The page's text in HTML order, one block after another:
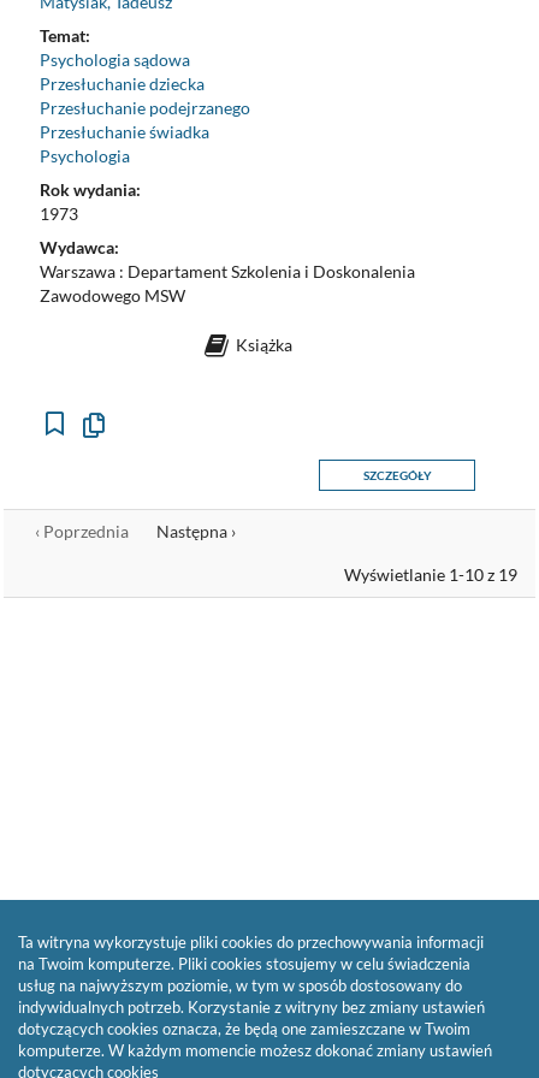
Temat:
Psychologia sądowa
Przesłuchanie dziecka
Przesłuchanie podejrzanego
Przesłuchanie świadka
Psychologia
Rok wydania:
1973
Wydawca:
Warszawa : Departament Szkolenia i Doskonalenia
Zawodowego MSW
Książka
Kopiuj
SZCZEGÓŁY
‹ Poprzednia Następna ›
Wyświetlanie 1-10 z 19
Ta witryna wykorzystuje pliki cookies do przechowywania informacji
na Twoim komputerze. Pliki cookies stosujemy w celu świadczenia
usług na najwyższym poziomie, w tym w sposób dostosowany do
indywidualnych potrzeb. Korzystanie z witryny bez zmiany ustawień
dotyczących cookies oznacza, że będą one zamieszczane w Twoim
komputerze. W każdym momencie możesz dokonać zmiany ustawień
dotyczących cookies